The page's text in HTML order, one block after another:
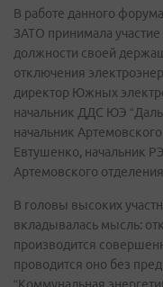
В работе данного
ЗАТО принимала участие
должности своей
отключения
директор Южных
начальник ДДС ЮЭ
начальник
Евтушенко, начальник
Артемовского
В головы высоких
вкладывалась мысль:
производится
проводится оно без